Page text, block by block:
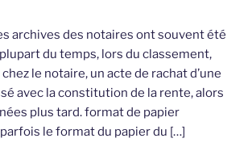
archives des notaires ont souvent été
du temps, lors du classement,
le notaire, un acte de rachat d’une
avec la constitution de la rente, alors
plus tard. format de papier
le format du papier du […]